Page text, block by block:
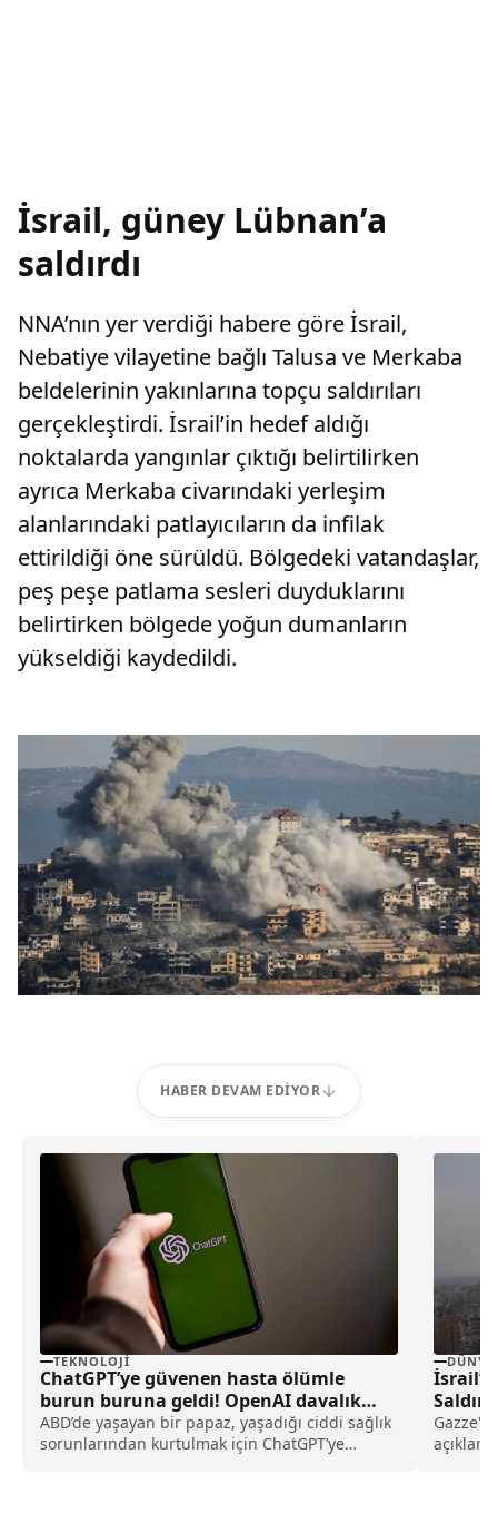
İsrail, güney Lübnan’a
saldırdı
NNA’nın yer verdiği habere göre İsrail,
Nebatiye vilayetine bağlı Talusa ve Merkaba
beldelerinin yakınlarına topçu saldırıları
gerçekleştirdi. İsrail’in hedef aldığı
noktalarda yangınlar çıktığı belirtilirken
ayrıca Merkaba civarındaki yerleşim
alanlarındaki patlayıcıların da infilak
ettirildiği öne sürüldü. Bölgedeki vatandaşlar,
peş peşe patlama sesleri duyduklarını
belirtirken bölgede yoğun dumanların
yükseldiği kaydedildi.
HABER DEVAM EDIYOR
TEKNOLOJI
ChatGPT’ye güvenen hasta ölümle
burun buruna geldi! OpenAI davalık
oldu
ABD’de yaşayan bir papaz, yaşadığı ciddi sağlık
sorunlarından kurtulmak için ChatGPT’ye
DÜNYA